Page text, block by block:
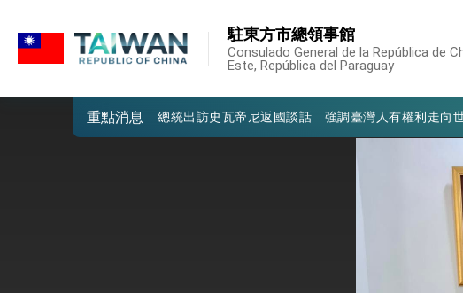
駐東方市總領事館
Consulado General de la República de
Este, República del Paraguay
重點消息
第一屆亞太在宅醫療大會開幕 總統盼分享臺灣經驗
總統出訪史瓦帝尼返國談話 強調臺灣人有權利走向
總統與五院院長新春茶敘 盼化分歧為團結、為國家
台美貿易協議完成簽署達成6大目標、創5大歷史性